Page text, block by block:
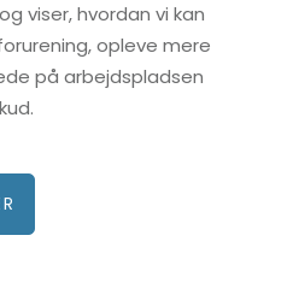
viser, hvordan vi kan
opleve mere
på arbejdspladsen